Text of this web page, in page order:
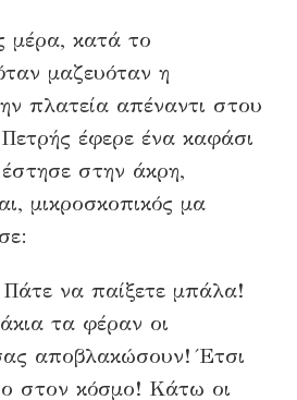
μέρα, κατά το
μαζευόταν η
πλατεία απέναντι στου
έφερε ένα καφάσι
στην άκρη,
μικροσκοπικός μα
Πάτε να παίξετε μπάλα!
τα φέραν οι
αποβλακώσουν! Έτσι
στον κόσμο! Κάτω οι